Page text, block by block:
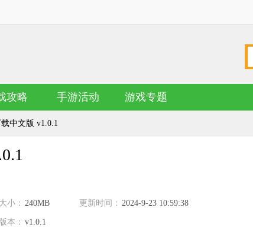
攻略 手游活动 游戏专题
中文版 v1.0.1
小： 240MB 更新时间： 2024-9-23 10:59:38
本： v1.0.1